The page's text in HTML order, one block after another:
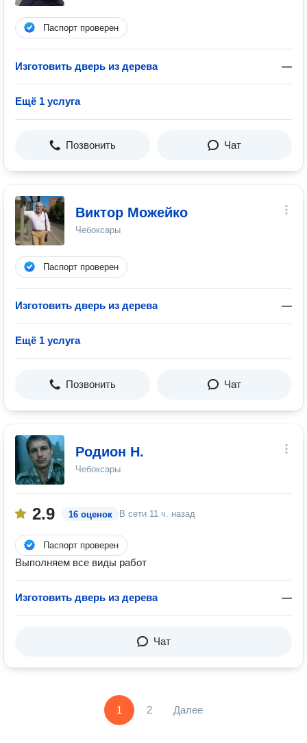
Паспорт проверен
Изготовить дверь из дерева —
Ещё 1 услуга
Позвонить Чат
Виктор Можейко
Чебоксары
Паспорт проверен
Изготовить дверь из дерева —
Ещё 1 услуга
Позвонить Чат
Родион Н.
Чебоксары
2.9 16 оценок В сети 11 ч. назад
Паспорт проверен
Выполняем все виды работ
Изготовить дверь из дерева —
Чат
1 2 Далее